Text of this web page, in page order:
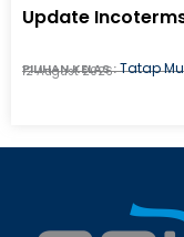
Update
PILIHAN KELAS :Tatap
12 August 2026